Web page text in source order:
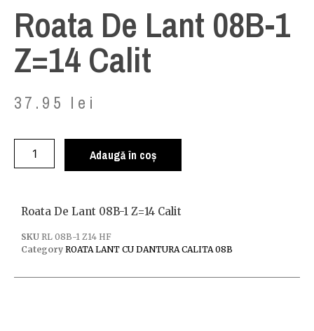
Roata De Lant 08B-1
Z=14 Calit
37.95 lei
Adaugă în coș
Roata De Lant 08B-1 Z=14 Calit
SKU RL 08B-1 Z14 HF
Category ROATA LANT CU DANTURA CALITA 08B